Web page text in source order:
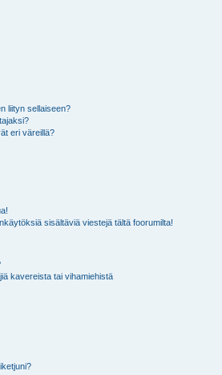
liityn sellaiseen?
eri väreillä?
sisältäviä viestejä tältä foorumilta!
kavereista tai vihamiehistä